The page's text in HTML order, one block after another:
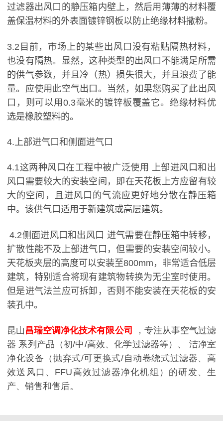
过滤器出风口的静压箱内壁上，然后用薄薄的材料覆
盖保温材料的外表面镀锌钢板以防止绝缘材料撒粉。
3.2目前，市场上的某些出风口没有粘贴隔热材料，
也没有隔热。显然，这种类型的出风口不能满足所需
的供气参数，并且冷（热）损失很大，并且浪费了能
量。应使用此空气出口。当然，如果您购买了此出风
口，则可以用0.3毫米的镀锌板覆盖它。绝缘材料优
选是橡胶塑料的。
4.上部进气口和侧面进气口
4.1这两种风口在工程中被广泛使用 上部进风口和出
风口需要较大的安装空间，即在天花板上方应留有较
大的空间，且进风口的气流应更好地分散在静压箱
中。该供气口适用于新建筑或高层建筑。
4.2侧面进风口和出风口 进气需要在静压箱中转移，
扩散性能不及上部进气口，但需要的安装空间较小。
天花板夹层的高度可以安装至800mm，非常适合低层
建筑，特别适合将现有建筑物转换为无尘室时使用。
但是进气法兰应可拆卸，否则不能安装在天花板的安
装孔中。
昆山 昌瑞空调净化技术有限公司 ，专注从事空气过滤
器 系列产品（初/中/高效、化学过滤器等）、 洁净室
净化设备（抛弃式/可更换式/自动卷绕式过滤器、高
效送风口、FFU高效过滤器净化机组）的研发、生
产、销售和售后。